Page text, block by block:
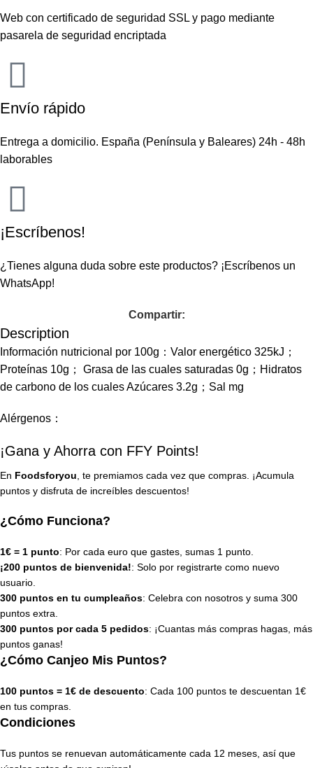
Web con certificado de seguridad SSL y pago mediante
pasarela de seguridad encriptada
Envío rápido
Entrega a domicilio. España (Península y Baleares) 24h - 48h
laborables
¡Escríbenos!
¿Tienes alguna duda sobre este productos? ¡Escríbenos un
WhatsApp!
Compartir:
Description
Información nutricional por 100g：Valor energético 325kJ；
Proteínas 10g； Grasa de las cuales saturadas 0g；Hidratos
de carbono de los cuales Azúcares 3.2g；Sal mg
Alérgenos：
¡Gana y Ahorra con FFY Points!
En Foodsforyou, te premiamos cada vez que compras. ¡Acumula
puntos y disfruta de increíbles descuentos!
¿Cómo Funciona?
1€ = 1 punto: Por cada euro que gastes, sumas 1 punto.
¡200 puntos de bienvenida!: Solo por registrarte como nuevo
usuario.
300 puntos en tu cumpleaños: Celebra con nosotros y suma 300
puntos extra.
300 puntos por cada 5 pedidos: ¡Cuantas más compras hagas, más
puntos ganas!
¿Cómo Canjeo Mis Puntos?
100 puntos = 1€ de descuento: Cada 100 puntos te descuentan 1€
en tus compras.
Condiciones
Tus puntos se renuevan automáticamente cada 12 meses, así que